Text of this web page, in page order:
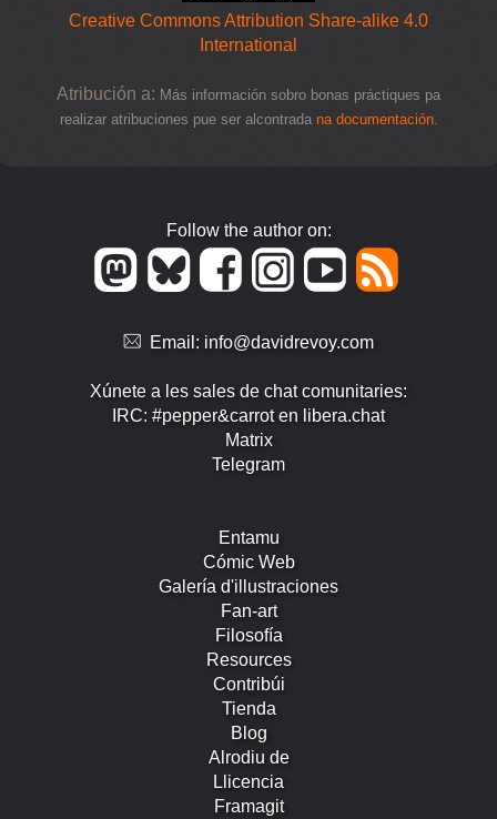
Creative Commons Attribution Share-alike 4.0
International
Atribución a: Más información sobro bonas práctiques pa
realizar atribuciones pue ser alcontrada na documentación.
Follow the author on:
Email: info@davidrevoy.com
Xúnete a les sales de chat comunitaries:
IRC: #pepper&carrot en libera.chat
Matrix
Telegram
Entamu
Cómic Web
Galería d'illustraciones
Fan-art
Filosofía
Resources
Contribúi
Tienda
Blog
Alrodiu de
Llicencia
Framagit